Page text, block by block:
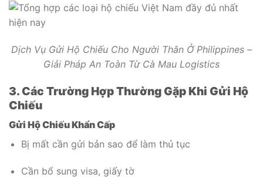
Dịch Vụ Gửi Hộ Chiếu Cho Người Thân Ở Philippines –
Giải Pháp An Toàn Từ Cà Mau Logistics
3. Các Trường Hợp Thường Gặp Khi Gửi Hộ
Chiếu
Gửi Hộ Chiếu Khẩn Cấp
Bị mất cần gửi bản sao để làm thủ tục
Cần bổ sung visa, giấy tờ